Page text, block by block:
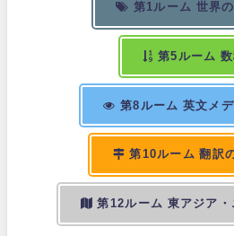
第1ルーム 世界
第5ルーム 数
第8ルーム 英文メ
第10ルーム 翻訳
第12ルーム 東アジア・